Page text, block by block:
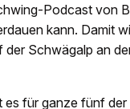
Podcast von
kann. Damit
Schwägalp an
für ganze fünf